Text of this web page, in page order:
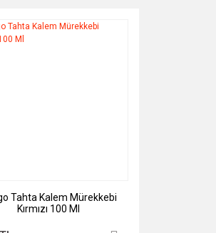
Tahta Kalem Mürekkebi
Kırmızı 100 Ml